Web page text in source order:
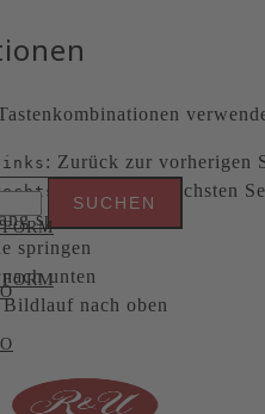
: Zurück zur vorherigen
: Weiter zur nächsten
springen
springen
unten
nach oben